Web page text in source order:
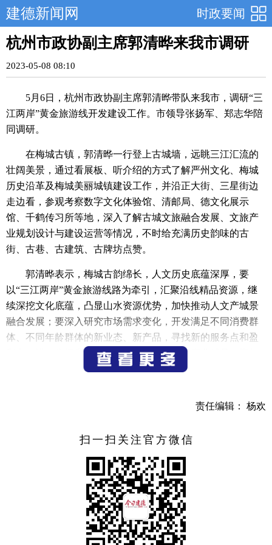
时政要闻
建德新闻网
杭州市政协副主席郭清晔来我市调研
2023-05-08 08:10
5月6日，杭州市政协副主席郭清晔带队来我市，调研“三
江两岸”黄金旅游线开发建设工作。市领导张扬军、郑志华陪
同调研。
在梅城古镇，郭清晔一行登上古城墙，远眺三江汇流的
壮阔美景，通过看展板、听介绍的方式了解严州文化、梅城
历史沿革及梅城美丽城镇建设工作，并沿正大街、三星街边
走边看，参观考察数字文化体验馆、清邮局、德文化展示
馆、千鹤传习所等地，深入了解古城文旅融合发展、文旅产
业规划设计与建设运营等情况，不时给充满历史韵味的古
街、古巷、古建筑、古牌坊点赞。
郭清晔表示，梅城古韵绵长，人文历史底蕴深厚，要
以“三江两岸”黄金旅游线路为牵引，汇聚沿线精品资源，继
续深挖文化底蕴，凸显山水资源优势，加快推动人文产城景
融合发展；要深入研究市场需求变化，开发满足不同消费群
体、不同年龄群体的新业态、新产品，寻找新的服务点和盈
利点，进一步提升旅游品质，打造文化旅游产业精品；要加
大宣传力度，进一步提升古镇的名气和人气，吸引更多游客
责任编辑： 杨欢
扫一扫关注官方微信